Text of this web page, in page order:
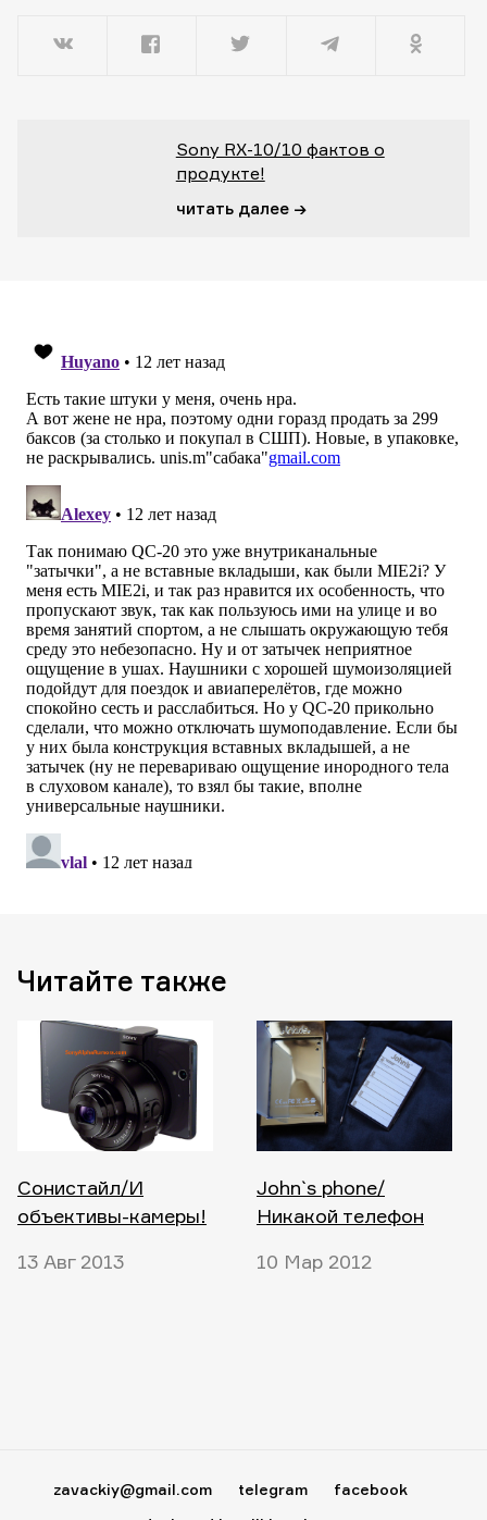
Sony RX-10/10 фактов о
продукте!
читать далее →
Читайте также
Сонистайл/И
объективы-камеры!
13 Авг 2013
John`s phone/
Никакой телефон
10 Мар 2012
zavackiy@gmail.com telegram
facebook